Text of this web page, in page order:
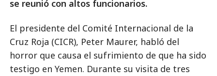
se reunió con altos funcionarios.
El presidente del Comité Internacional de la
Cruz Roja (CICR), Peter Maurer, habló del
horror que causa el sufrimiento de que ha sido
testigo en Yemen. Durante su visita de tres